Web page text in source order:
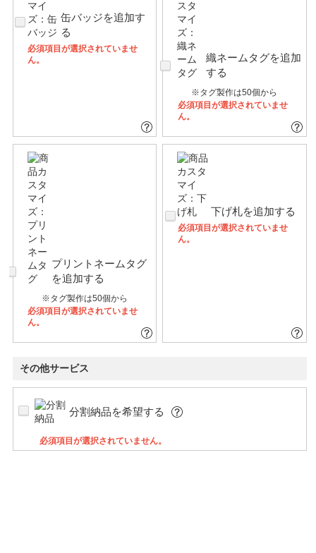
缶バッジを追加す
る
必須項目が選択されていませ
ん。
織ネームタグを追加
する
※タグ製作は50個から
必須項目が選択されていませ
ん。
プリントネームタグ
を追加する
※タグ製作は50個から
必須項目が選択されていませ
ん。
下げ札を追加する
必須項目が選択されていませ
ん。
その他サービス
分割納品を希望する
必須項目が選択されていません。